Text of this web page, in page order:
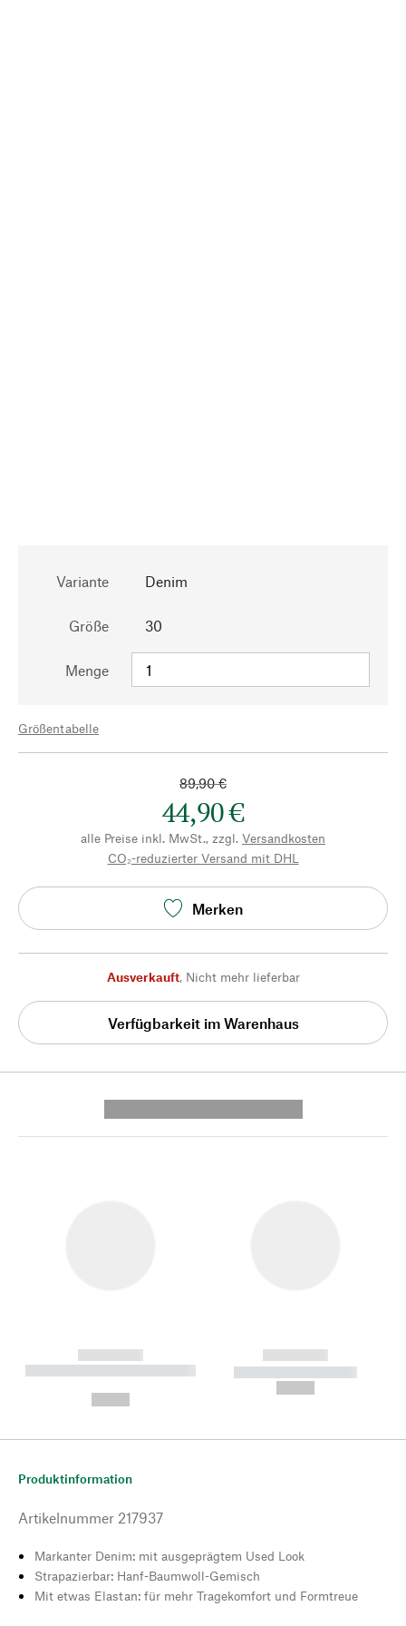
Variante Denim
Größe 30
Menge
Größentabelle
89,90 €
44,90 €
alle Preise inkl. MwSt., zzgl. Versandkosten
CO₂-reduzierter Versand mit DHL
Merken
Ausverkauft, Nicht mehr lieferbar
Verfügbarkeit im Warenhaus
------------
----------- ----------- --------
------------
----------- -----------
Produktinformation
Artikelnummer 217937
Markanter Denim: mit ausgeprägtem Used Look
Strapazierbar: Hanf-Baumwoll-Gemisch
Mit etwas Elastan: für mehr Tragekomfort und Formtreue